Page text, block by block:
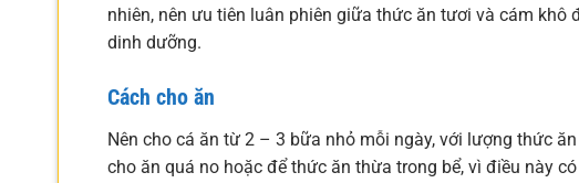
nhiên, nên ưu tiên luân phiên giữa thức ăn tươi và cám
dinh dưỡng.
Cách cho ăn
Nên cho cá ăn từ 2 – 3 bữa nhỏ mỗi ngày, với lượng thức
cho ăn quá no hoặc để thức ăn thừa trong bể, vì điều này